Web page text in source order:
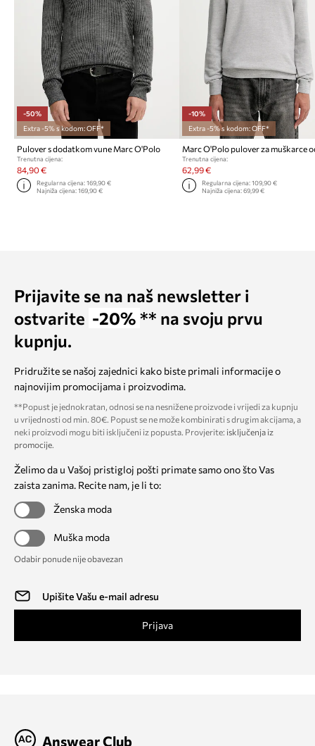
-50%
Extra -5% s kodom: OFF*
Pulover s dodatkom vune Marc O'Polo
Trenutna cijena:
84,90 €
Regularna cijena:169,90 €
Najniža cijena:169,90 €
-10%
Extra -5% s kodom: OFF*
Trenutna cijena:
62,99 €
Regularna cijena: 109,90 €
Najniža cijena: 69,99 €
Prijavite se na naš newsletter i
ostvarite -20% ** na svoju prvu
kupnju.
Pridružite se našoj zajednici kako biste primali informacije o
najnovijim promocijama i proizvodima.
**Popust je jednokratan, odnosi se na nesnižene proizvode i vrijedi za kupnju
u vrijednosti od min. 80€. Popust se ne može kombinirati s drugim akcijama, a
neki proizvodi mogu biti isključeni iz popusta. Provjerite: isključenja iz
promocije.
Želimo da u Vašoj pristigloj pošti primate samo ono što Vas
zaista zanima. Recite nam, je li to:
Ženska moda
Muška moda
Odabir ponude nije obavezan
Prijava
Answear Club